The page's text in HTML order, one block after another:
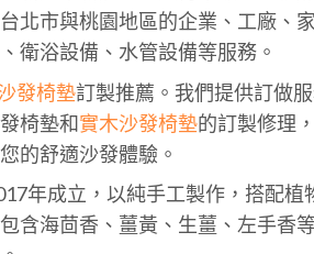
北市與桃園地區的企業、工廠、
衛浴設備、水管設備等服務。
發椅墊訂製推薦。我們提供訂做
椅墊和實木沙發椅墊的訂製修理
的舒適沙發體驗。
年成立，以純手工製作，搭配
含海茴香、薑黃、生薑、左手香